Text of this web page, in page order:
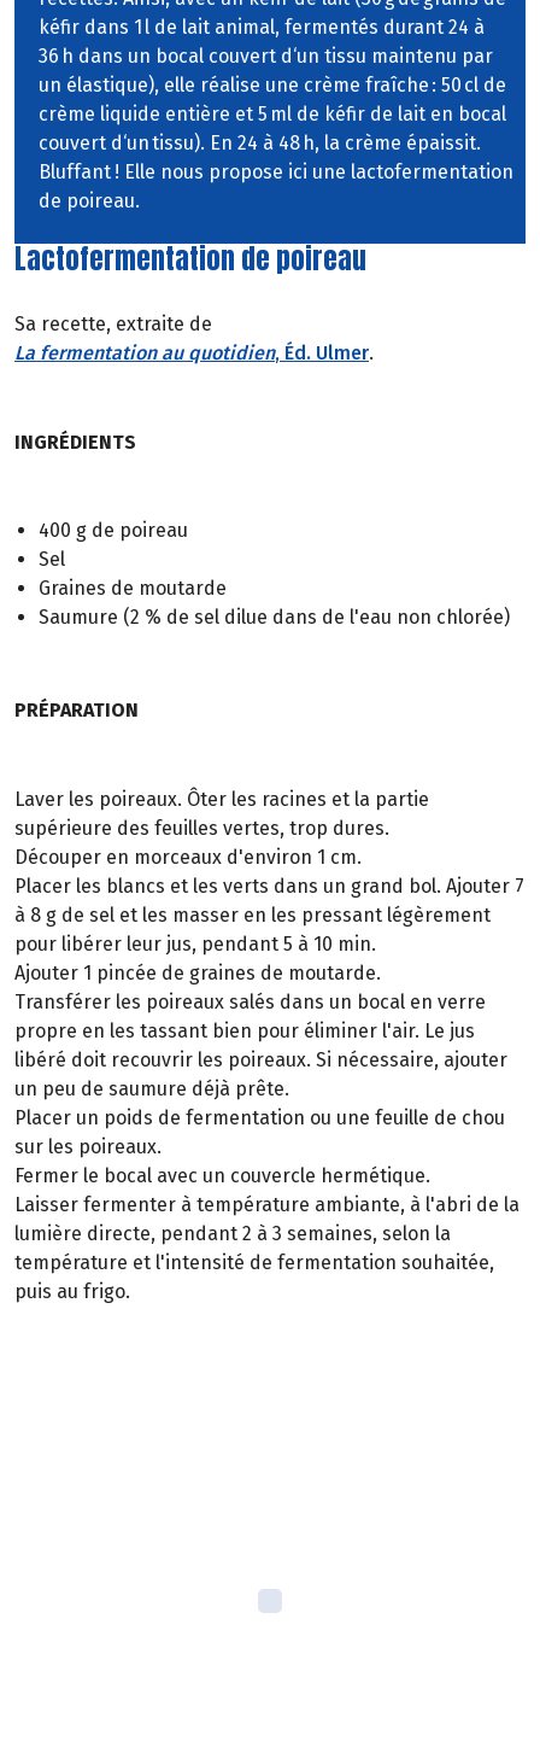
kéfir dans 1 l de lait animal, fermentés durant 24 à
36 h dans un bocal couvert d‘un tissu maintenu par
un élastique), elle réalise une crème fraîche : 50 cl de
crème liquide entière et 5 ml de kéfir de lait en bocal
couvert d‘un tissu). En 24 à 48 h, la crème épaissit.
Bluffant ! Elle nous propose ici une lactofermentation
de poireau.
Lactofermentation de poireau
Sa recette, extraite de
La fermentation au quotidien, Éd. Ulmer.
INGRÉDIENTS
400 g de poireau
Sel
Graines de moutarde
Saumure (2 % de sel dilue dans de l'eau non chlorée)
PRÉPARATION
Laver les poireaux. Ôter les racines et la partie
supérieure des feuilles vertes, trop dures.
Découper en morceaux d'environ 1 cm.
Placer les blancs et les verts dans un grand bol. Ajouter 7
à 8 g de sel et les masser en les pressant légèrement
pour libérer leur jus, pendant 5 à 10 min.
Ajouter 1 pincée de graines de moutarde.
Transférer les poireaux salés dans un bocal en verre
propre en les tassant bien pour éliminer l'air. Le jus
libéré doit recouvrir les poireaux. Si nécessaire, ajouter
un peu de saumure déjà prête.
Placer un poids de fermentation ou une feuille de chou
sur les poireaux.
Fermer le bocal avec un couvercle hermétique.
Laisser fermenter à température ambiante, à l'abri de la
lumière directe, pendant 2 à 3 semaines, selon la
température et l'intensité de fermentation souhaitée,
puis au frigo.